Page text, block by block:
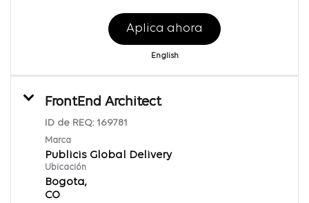
Aplica ahora
English
FrontEnd Architect
ID de REQ: 169781
Marca
Publicis Global Delivery
Ubicación
Bogota,